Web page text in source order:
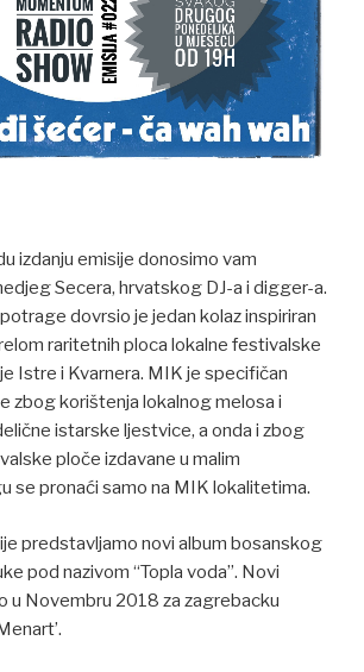
izdanju emisije donosimo vam
Secera, hrvatskog DJ-a i digger-a.
dovrsio je jedan kolaz inspiriran
raritetnih ploca lokalne festivalske
Istre i Kvarnera. MIK je specifičan
zbog korištenja lokalnog melosa i
istarske ljestvice, a onda i zbog
ploče izdavane u malim
se pronaći samo na MIK lokalitetima.
predstavljamo novi album bosanskog
pod nazivom “Topla voda”. Novi
u Novembru 2018 za zagrebacku